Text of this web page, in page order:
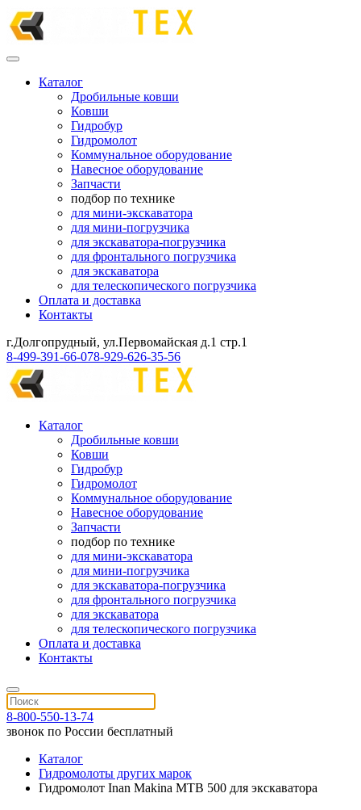
Каталог
Дробильные ковши
Ковши
Гидробур
Гидромолот
Коммунальное оборудование
Навесное оборудование
Запчасти
подбор по технике
для мини-экскаватора
для мини-погрузчика
для экскаватора-погрузчика
для фронтального погрузчика
для экскаватора
для телескопического погрузчика
Оплата и доставка
Контакты
г.Долгопрудный, ул.Первомайская д.1 стр.1
8-499-391-66-078-929-626-35-56
Каталог
Дробильные ковши
Ковши
Гидробур
Гидромолот
Коммунальное оборудование
Навесное оборудование
Запчасти
подбор по технике
для мини-экскаватора
для мини-погрузчика
для экскаватора-погрузчика
для фронтального погрузчика
для экскаватора
для телескопического погрузчика
Оплата и доставка
Контакты
8-800-550-13-74
звонок по России бесплатный
Каталог
Гидромолоты других марок
Гидромолот Inan Makina MTB 500 для экскаватора